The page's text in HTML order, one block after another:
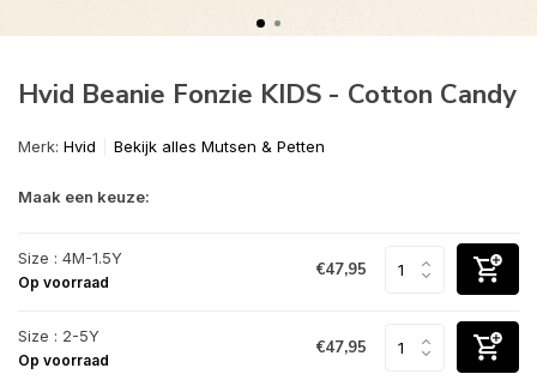
Hvid Beanie Fonzie KIDS - Cotton Candy
Merk: Hvid Bekijk alles Mutsen & Petten
Maak een keuze:
Size : 4M-1.5Y
Op voorraad
€47,95
Size : 2-5Y
Op voorraad
€47,95